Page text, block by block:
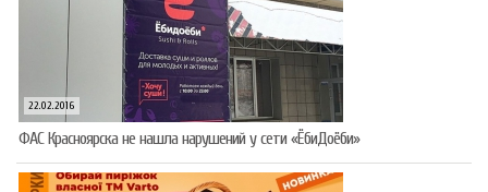
22.02.2016
ФАС Красноярска не нашла нарушений у сети «ЁбиДоёби»